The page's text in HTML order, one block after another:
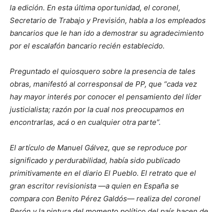
la edición. En esta última oportunidad, el coronel,
Secretario de Trabajo y Previsión, habla a los empleados
bancarios que le han ido a demostrar su agradecimiento
por el escalafón bancario recién establecido.
Preguntado el quiosquero sobre la presencia de tales
obras, manifestó al corresponsal de PP, que “cada vez
hay mayor interés por conocer el pensamiento del líder
justicialista; razón por la cual nos preocupamos en
encontrarlas, acá o en cualquier otra parte”.
El artículo de Manuel Gálvez, que se reproduce por
significado y perdurabilidad, había sido publicado
primitivamente en el diario El Pueblo. El retrato que el
gran escritor revisionista —a quien en España se
compara con Benito Pérez Galdós— realiza del coronel